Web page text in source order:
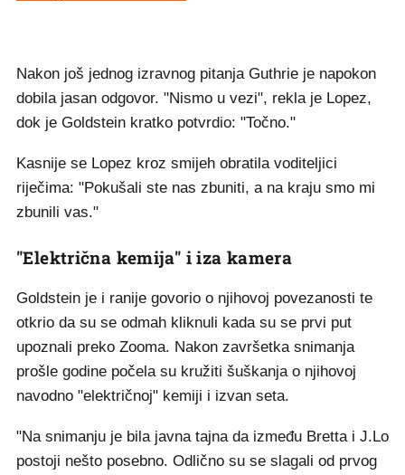
Nakon još jednog izravnog pitanja Guthrie je napokon
dobila jasan odgovor. "Nismo u vezi", rekla je Lopez,
dok je Goldstein kratko potvrdio: "Točno."
Kasnije se Lopez kroz smijeh obratila voditeljici
riječima: "Pokušali ste nas zbuniti, a na kraju smo mi
zbunili vas."
"Električna kemija" i iza kamera
Goldstein je i ranije govorio o njihovoj povezanosti te
otkrio da su se odmah kliknuli kada su se prvi put
upoznali preko Zooma. Nakon završetka snimanja
prošle godine počela su kružiti šuškanja o njihovoj
navodno "električnoj" kemiji i izvan seta.
"Na snimanju je bila javna tajna da između Bretta i J.Lo
postoji nešto posebno. Odlično su se slagali od prvog